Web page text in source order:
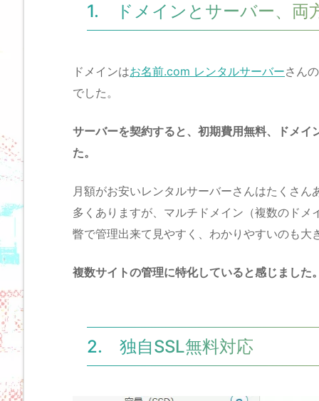
1. ドメインとサーバー、両
ドメインはお名前.com レンタルサーバーさん
でした。
サーバーを契約すると、初期費用無料、ドメ
た。
月額がお安いレンタルサーバーさんはたくさ
多くありますが、マルチドメイン（複数のド
瞥で管理出来て見やすく、わかりやすいのも大
複数サイトの管理に特化していると感じました
2. 独自SSL無料対応